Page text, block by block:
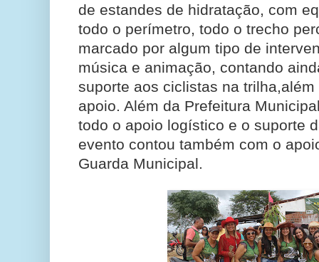
de estandes de hidratação, com
todo o perímetro, todo o trecho
marcado por algum tipo de
música e animação, contando
suporte aos ciclistas na
apoio. Além da Prefeitura
todo o apoio logístico e o suporte
evento contou também com o
Guarda Municipal.